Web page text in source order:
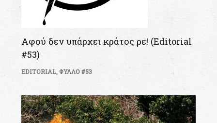
Αφού δεν υπάρχει κράτος ρε! (Editorial
#53)
EDITORIAL, ΦΥΛΛΟ #53